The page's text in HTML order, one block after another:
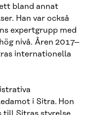
bland annat
Han var också
expertgrupp med
nivå. Åren 2017–
internationella
i Sitra. Hon